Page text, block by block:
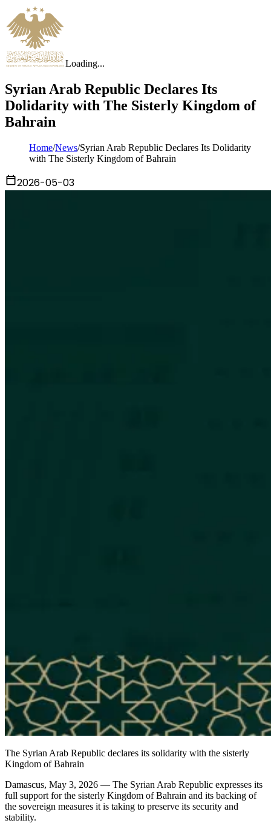
Loading...
Syrian Arab Republic Declares Its
Dolidarity with The Sisterly Kingdom of
Bahrain
Home/News/Syrian Arab Republic Declares Its Dolidarity
with The Sisterly Kingdom of Bahrain
2026-05-03
The Syrian Arab Republic declares its solidarity with the sisterly
Kingdom of Bahrain
Damascus, May 3, 2026 — The Syrian Arab Republic expresses its
full support for the sisterly Kingdom of Bahrain and its backing of
the sovereign measures it is taking to preserve its security and
stability.